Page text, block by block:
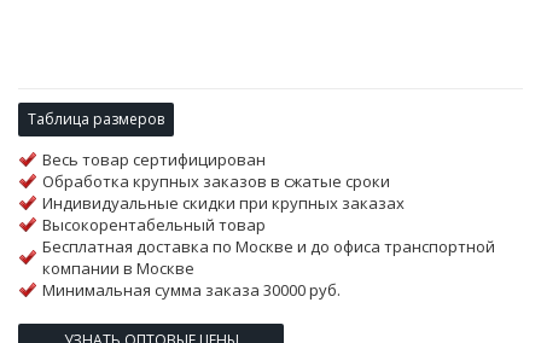
Таблица размеров
Весь товар сертифицирован
Обработка крупных заказов в сжатые сроки
Индивидуальные скидки при крупных заказах
Высокорентабельный товар
Бесплатная доставка по Москве и до офиса транспортной
компании в Москве
Минимальная сумма заказа 30000 руб.